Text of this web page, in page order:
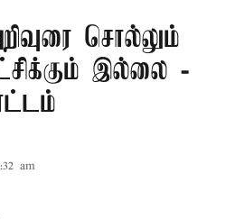
சொல்லும்
இல்லை -
am